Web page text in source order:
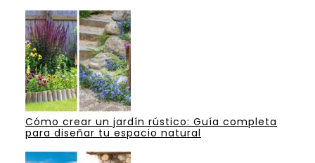
Cómo crear un jardín rústico: Guía completa
para diseñar tu espacio natural